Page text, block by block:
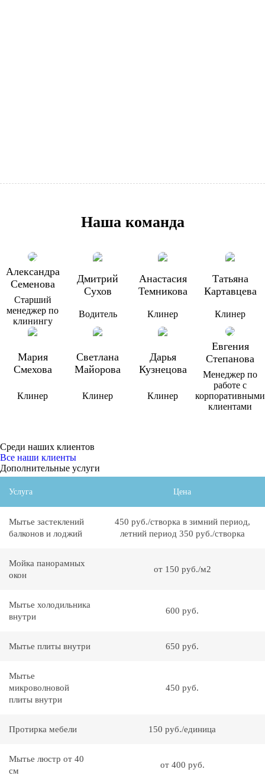
Наша команда
Александра
Семенова
Старший
менеджер по
клинингу
Дмитрий
Сухов
Водитель
Анастасия
Темникова
Клинер
Татьяна
Картавцева
Клинер
Мария
Смехова
Клинер
Светлана
Майорова
Клинер
Дарья
Кузнецова
Клинер
Евгения
Степанова
Менеджер по
работе с
корпоративными
клиентами
Среди наших клиентов
Все наши клиенты
Дополнительные услуги
Услуга Цена
Мытье застеклений
балконов и лоджий
450 руб./створка в зимний период,
летний период 350 руб./створка
Мойка панорамных
окон
от 150 руб./м2
Мытье холодильника
внутри
600 руб.
Мытье плиты внутри 650 руб.
Мытье
микроволновой
плиты внутри
450 руб.
Протирка мебели 150 руб./единица
Мытье люстр от 40
см
от 400 руб.